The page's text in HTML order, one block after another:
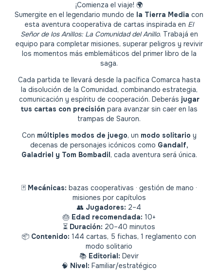
¡Comienza el viaje! 🌍
Sumergite en el legendario mundo de la Tierra Media con
esta aventura cooperativa de cartas inspirada en El
Señor de los Anillos: La Comunidad del Anillo. Trabajá en
equipo para completar misiones, superar peligros y revivir
los momentos más emblemáticos del primer libro de la
saga.
Cada partida te llevará desde la pacífica Comarca hasta
la disolución de la Comunidad, combinando estrategia,
comunicación y espíritu de cooperación. Deberás jugar
tus cartas con precisión para avanzar sin caer en las
trampas de Sauron.
Con múltiples modos de juego, un modo solitario y
decenas de personajes icónicos como Gandalf,
Galadriel y Tom Bombadil, cada aventura será única.
🃏 Mecánicas: bazas cooperativas · gestión de mano ·
misiones por capítulos
👥 Jugadores: 2–4
🎂 Edad recomendada: 10+
⏳ Duración: 20–40 minutos
📦 Contenido: 144 cartas, 5 fichas, 1 reglamento con
modo solitario
📚 Editorial: Devir
🧠 Nivel: Familiar/estratégico